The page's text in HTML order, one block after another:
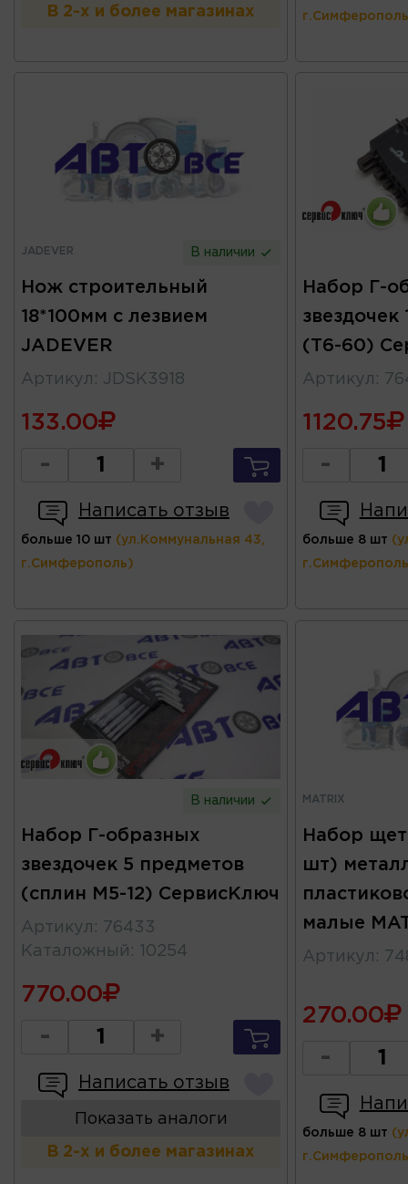
В 2-х и более магазинах
JADEVER В наличии
Нож строительный
18*100мм с лезвием
JADEVER
Артикул : JDSK3918
133.00
- +
Написать отзыв
больше 10 шт (ул.Коммунальная 43,
г.Симферополь)
Набор Г-
звездочек
(Т6-60)
Артикул :
1120.75
-
больше 8 шт
В наличии
Набор Г-образных
звездочек 5 предметов
(сплин М5-12) СервисКлюч
Артикул :
76433
Каталожный : 10254
770.00
- +
Написать отзыв
Показать аналоги
В 2-х и более магазинах
MATRIX
Набор
шт)
малые
Артикул :
270.00
-
больше 8 шт